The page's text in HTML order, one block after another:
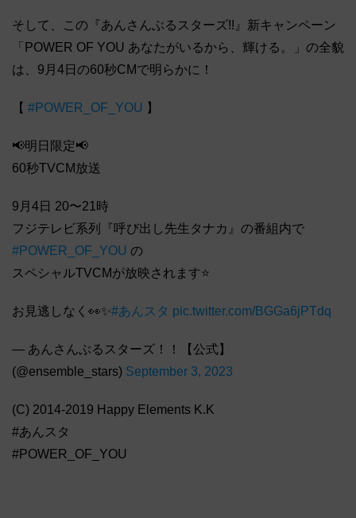
そして、この『あんさんぶるスターズ!!』新キャンペーン
「POWER OF YOU あなたがいるから、輝ける。」の全貌
は、9月4日の60秒CMで明らかに！
【 #POWER_OF_YOU 】
📢明日限定📢
60秒TVCM放送
9月4日 20〜21時
フジテレビ系列『呼び出し先生タナカ』の番組内で
#POWER_OF_YOU の
スペシャルTVCMが放映されます⭐
お見逃しなく👀✨#あんスタ pic.twitter.com/BGGa6jPTdq
— あんさんぶるスターズ！！【公式】
(@ensemble_stars) September 3, 2023
(C) 2014-2019 Happy Elements K.K
#あんスタ
#POWER_OF_YOU